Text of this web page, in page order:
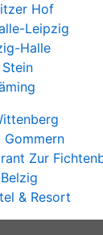
Hof
Leipzig
Halle
Gommern
Zur
& Resort